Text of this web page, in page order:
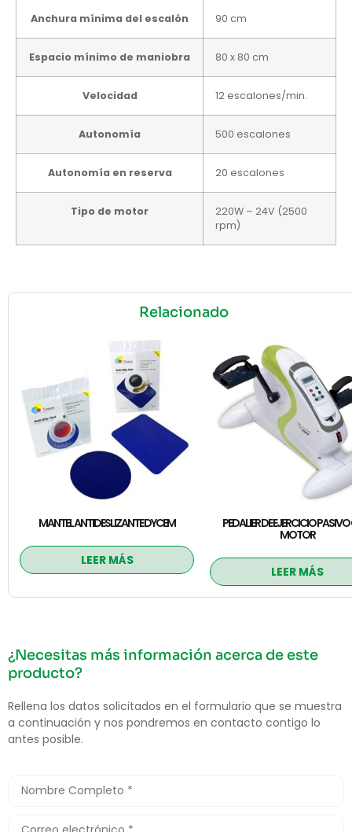
Relacionado
MANTEL ANTIDESLIZANTE DYCEM
LEER MÁS
PEDALIER DE EJERCICIO
MOTOR
LEER MÁS
Anchura mínima del escalón 90 cm
Espacio mínimo de maniobra 80 x 80 cm
Velocidad 12 escalones/min.
Autonomía 500 escalones
Autonomía en reserva 20 escalones
Tipo de motor
220W – 24V (2500
rpm)
¿Necesitas más información acerca de este
producto?
Rellena los datos solicitados en el formulario que se muestra
a continuación y nos pondremos en contacto contigo lo
antes posible.